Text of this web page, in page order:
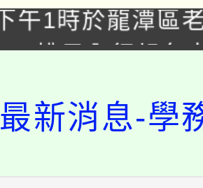
登場!
午1時於龍潭區
動。
桃局內行報名
桃園市運動會8/
低收入戶享有免
最新消息-學